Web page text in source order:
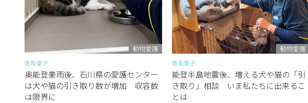
動物愛護
香取章子
奥能登豪雨後、石川県の愛護センター
は犬や猫の引き取り数が増加 収容数
は限界に
動物愛護
香取章子
能登半島地震後、増える犬や猫の「引
き取り」相談 いま私たちに出来るこ
とは